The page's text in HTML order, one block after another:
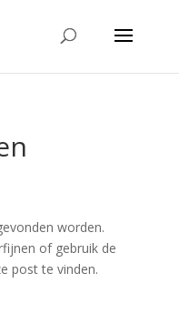
worden.
of gebruik de
post te vinden.